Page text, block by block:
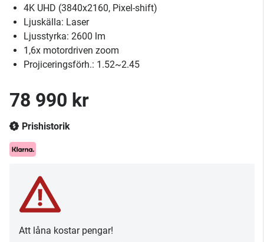
4K UHD (3840x2160, Pixel-shift)
Ljuskälla: Laser
Ljusstyrka: 2600 lm
1,6x motordriven zoom
Projiceringsförh.: 1.52~2.45
78 990 kr
Prishistorik
Att låna kostar pengar!